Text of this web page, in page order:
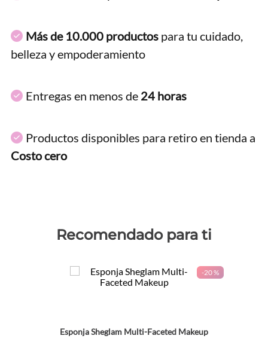
Más de 10.000 productos para tu cuidado,
belleza y empoderamiento
Entregas en menos de 24 horas
Productos disponibles para retiro en tienda a
Costo cero
Recomendado para ti
-20 %
Esponja Sheglam Multi-Faceted Makeup